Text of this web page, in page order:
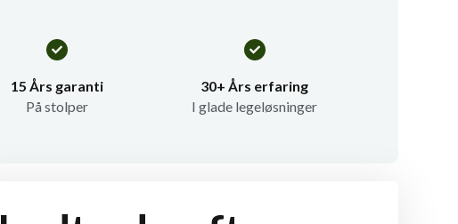
15 Års garanti
På stolper
30+ Års erfaring
I glade legeløsninger